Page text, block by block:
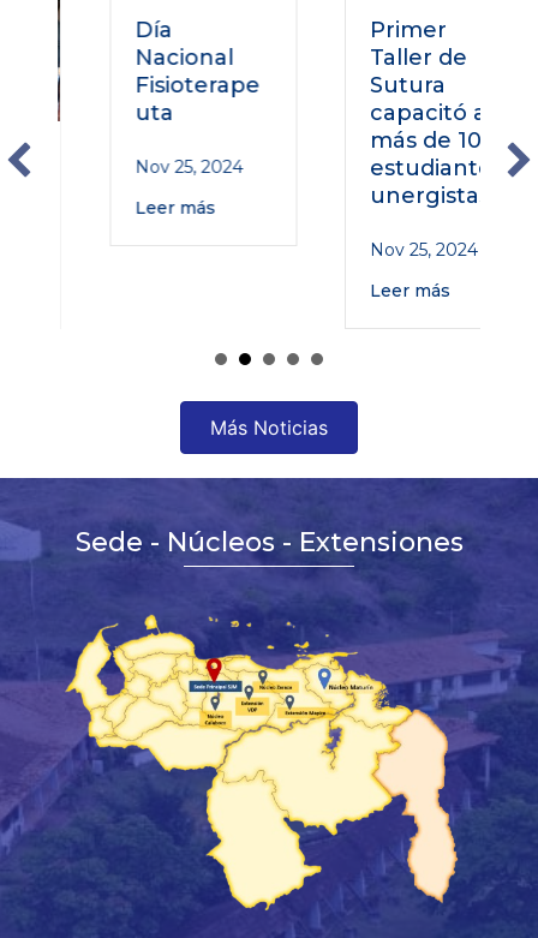
Nacional
Fisioterape
uta
Nov 25, 2024
Leer más
Primer
Taller de
Sutura
capacitó a
más de 100
estudiantes
unergistas
Nov 25, 2024
Leer más
Más Noticias
Sede - Núcleos - Extensiones